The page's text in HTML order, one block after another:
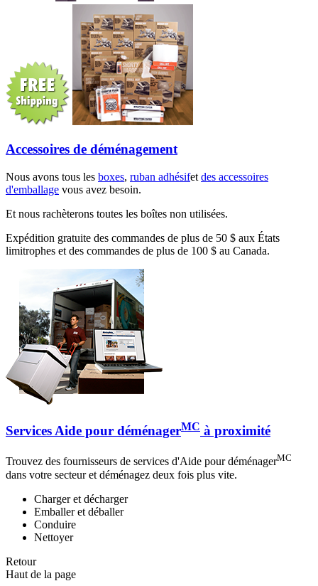
Accessoires de déménagement
Nous avons tous les boxes, ruban adhésifet des accessoires
d'emballage vous avez besoin.
Et nous rachèterons toutes les boîtes non utilisées.
Expédition gratuite des commandes de plus de 50 $ aux États
limitrophes et des commandes de plus de 100 $ au Canada.
Services Aide pour déménagerMC à proximité
Trouvez des fournisseurs de services d'Aide pour déménagerMC
dans votre secteur et déménagez deux fois plus vite.
Charger et décharger
Emballer et déballer
Conduire
Nettoyer
Retour
Haut de la page